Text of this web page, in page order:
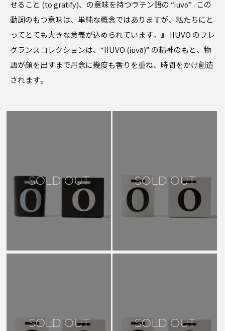
せること (to gratify)、の意味を持つラテン語の “iuvō” . この
動詞のもつ意味は、単純な概念ではありますが、私たちにと
ってとても大きな意義が込められています。』 IIUVO のフレ
グランスコレクションは、“IIUVO (iuvō)” の精神のもと、物
語が顔を出すまで丹念に幾度も香りを重ね、時間をかけ創造
されます。
SOLD OUT SOLD OUT
SOLD OUT SOLD OUT